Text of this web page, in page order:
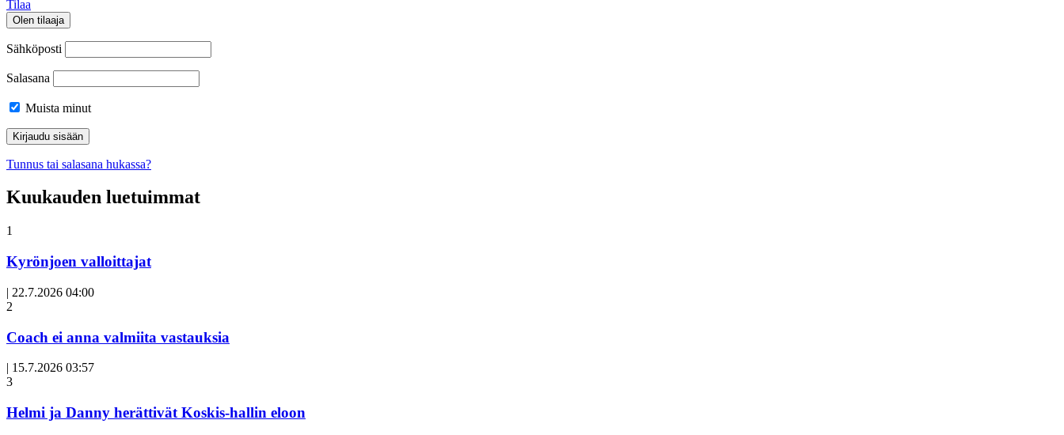
Tilaa
Olen tilaaja
Sähköposti
Salasana
Muista minut
Tunnus tai salasana hukassa?
Kuukauden luetuimmat
1
Kyrönjoen valloittajat
| 22.7.2026 04:00
Avoin
2
Coach ei anna valmiita vastauksia
| 15.7.2026 03:57
3
Helmi ja Danny herättivät Koskis-hallin eloon